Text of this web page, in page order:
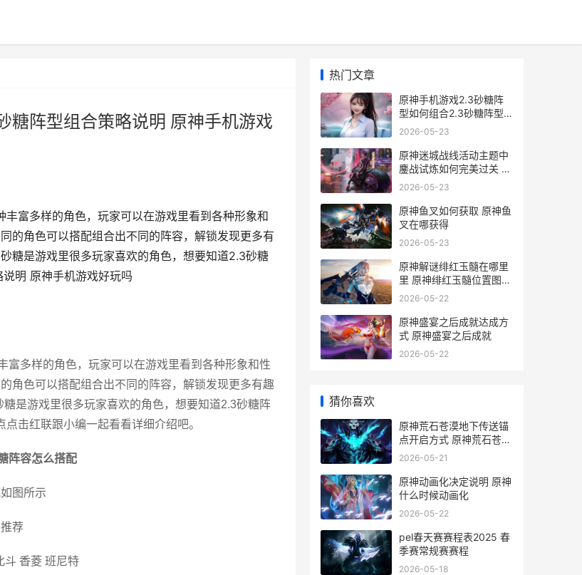
糖阵型组合策略说明 原神手机游戏
富多样的角色，玩家可以在游戏里看到各种形象和
的角色可以搭配组合出不同的阵容，解锁发现更多有
糖是游戏里很多玩家喜欢的角色，想要知道2.3砂糖
明 原神手机游戏好玩吗
富多样的角色，玩家可以在游戏里看到各种形象和性
角色可以搭配组合出不同的阵容，解锁发现更多有趣
是游戏里很多玩家喜欢的角色，想要知道2.3砂糖阵
击红联跟小编一起看看详细介绍吧。
阵容怎么搭配
图所示
荐
斗 香菱 班尼特
热门文章
原神手机游戏2.3砂糖阵
型如何组合2.3砂糖阵型
组合策略说明 原神手机游
2026-05-23
原神迷城战线活动主题中
鏖战试炼如何完美过关 通
过迷城战线
2026-05-23
原神鱼叉如何获取 原神鱼
叉在哪获得
2026-05-23
原神解谜绯红玉髓在哪里
里 原神绯红玉髓位置图高
清
2026-05-22
原神盛宴之后成就达成方
式 原神盛宴之后成就
2026-05-22
猜你喜欢
原神荒石苍漠地下传送锚
点开启方式 原神荒石苍漠
地图上白色种子标记是什
2026-05-21
原神动画化决定说明 原神
什么时候动画化
2026-05-22
pel春天赛赛程表2025 春
季赛常规赛赛程
2026-05-18